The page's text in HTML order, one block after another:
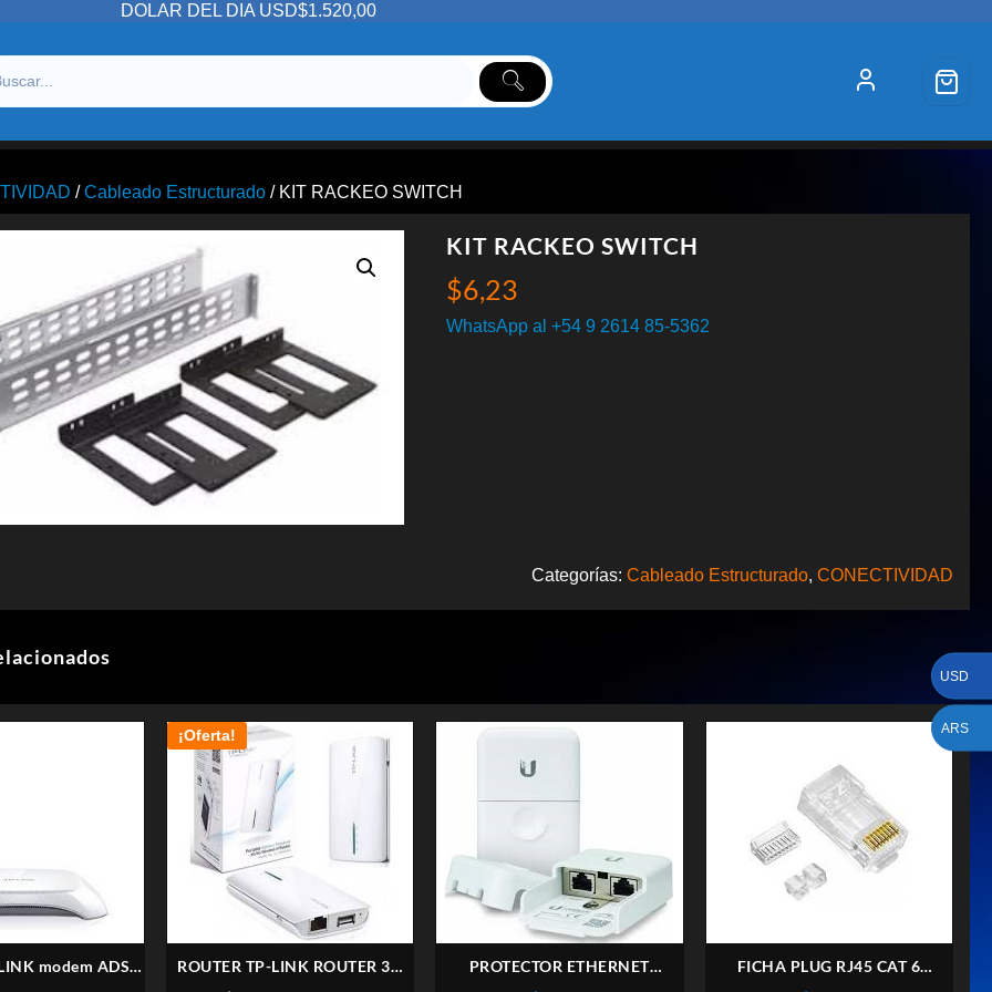
DOLAR DEL DIA USD$1.520,00
/Cableado Estructurado / KIT RACKEO SWITCH
KIT RACKEO SWITCH
$6,23
WhatsApp al +54 9 2614 85-5362
Categorías: Cableado Estructurado, CONECTIVIDAD
modem ADSL
¡Oferta!
ROUTER TP-LINK ROUTER 3G
PROTECTOR ETHERNET
FICHA PLUG RJ45 CAT 6
USD
ARS